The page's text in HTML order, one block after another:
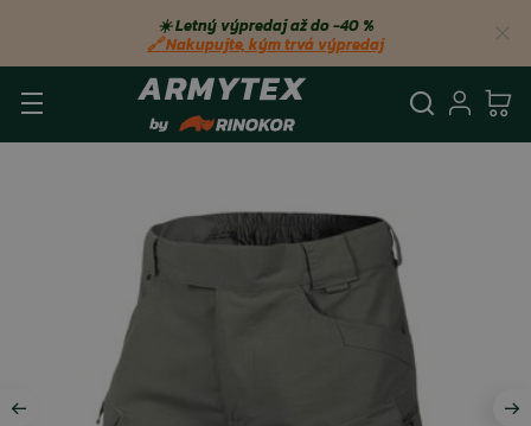
☀️ Letný výpredaj až do −40 %
🔗 Nakupujte, kým trvá výpredaj